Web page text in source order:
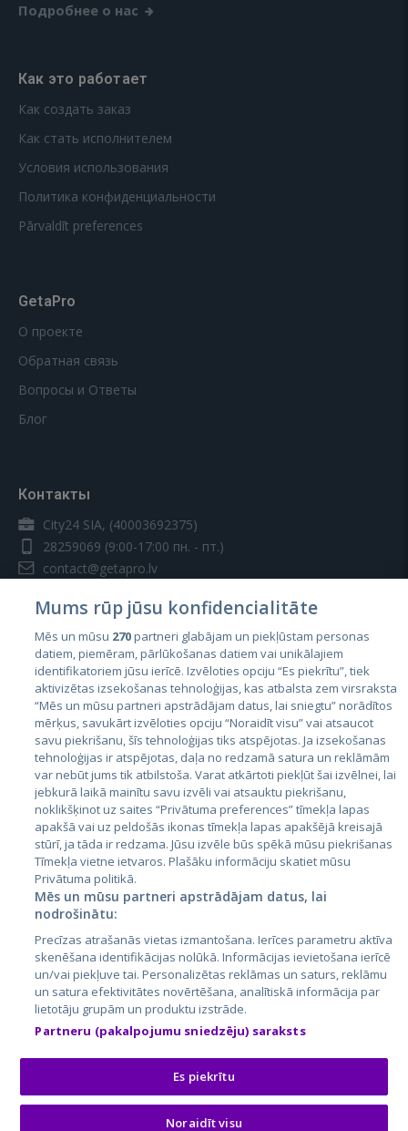
Подробнее о нас
Как это работает
Как создать заказ
Как стать исполнителем
Условия использования
Политика конфиденциальности
Pārvaldīt preferences
GetaPro
О проекте
Обратная связь
Вопросы и Ответы
Блог
Контакты
City24 SIA, (40003692375)
28259069 (9:00-17:00 пн. - пт.)
contact@getapro.lv
Страны
Эстония
Латвия
Литва
City24.lv
City24.ee
GetaPro.lv
GetaPro.ee
Skelbiu.lt
Autoplius.lt
Aruodas.lt
CVbankas.lt
Kainos.lt
Paslaugos.lt
auto24.ee
Osta.ee
KuldneBörs.ee
Mums rūp jūsu konfidencialitāte
Mēs un mūsu 270partneri glabājam un piekļūstam personas
datiem, piemēram, pārlūkošanas datiem vai unikālajiem
identifikatoriem jūsu ierīcē. Izvēloties opciju “Es piekrītu”, tiek
aktivizētas izsekošanas tehnoloģijas, kas atbalsta zem virsraksta
“Mēs un mūsu partneri apstrādājam datus, lai sniegtu” norādītos
mērķus, savukārt izvēloties opciju “Noraidīt visu” vai atsaucot
savu piekrišanu, šīs tehnoloģijas tiks atspējotas. Ja izsekošanas
tehnoloģijas ir atspējotas, daļa no redzamā satura un reklāmām
var nebūt jums tik atbilstoša. Varat atkārtoti piekļūt šai izvēlnei, lai
jebkurā laikā mainītu savu izvēli vai atsauktu piekrišanu,
noklikšķinot uz saites “Privātuma preferences” tīmekļa lapas
apakšā vai uz peldošās ikonas tīmekļa lapas apakšējā kreisajā
stūrī, ja tāda ir redzama. Jūsu izvēle būs spēkā mūsu piekrišanas
Tīmekļa vietne ietvaros. Plašāku informāciju skatiet mūsu
Privātuma politikā.
Mēs un mūsu partneri apstrādājam datus, lai
nodrošinātu:
Precīzas atrašanās vietas izmantošana. Ierīces parametru aktīva
skenēšana identifikācijas nolūkā. Informācijas ievietošana ierīcē
un/vai piekļuve tai. Personalizētas reklāmas un saturs, reklāmu
un satura efektivitātes novērtēšana, analītiskā informācija par
lietotāju grupām un produktu izstrāde.
Partneru (pakalpojumu sniedzēju) saraksts
Es piekrītu
Noraidīt visu